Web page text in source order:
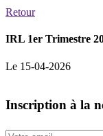
Retour
IRL 1er Trimestre
Le 15-04-2026
Inscription à la